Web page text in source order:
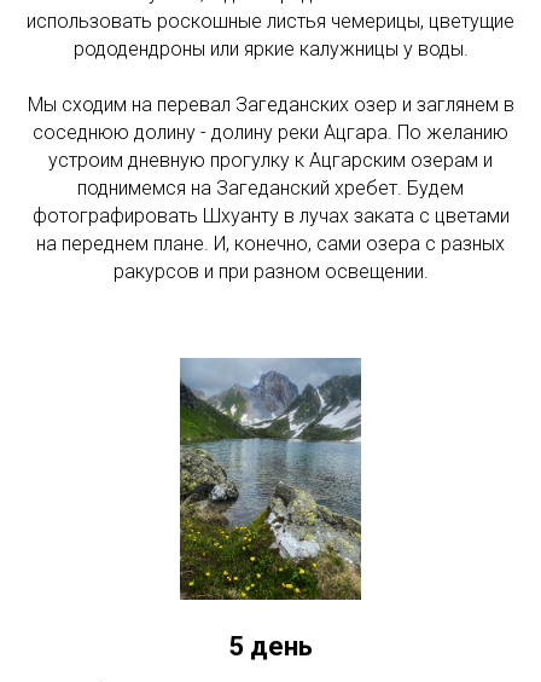
использовать роскошные листья чемерицы, цветущие
рододендроны или яркие калужницы у воды.
Мы сходим на перевал Загеданских озер и заглянем в
соседнюю долину - долину реки Ацгара. По желанию
устроим дневную прогулку к Ацгарским озерам и
поднимемся на Загеданский хребет. Будем
фотографировать Шхуанту в лучах заката с цветами
на переднем плане. И, конечно, сами озера с разных
ракурсов и при разном освещении.
5 день